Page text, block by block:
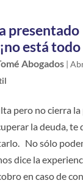
presentado
está
Abogados|
pero no cierra la
la deuda, te
No sólo
dice la
en caso de